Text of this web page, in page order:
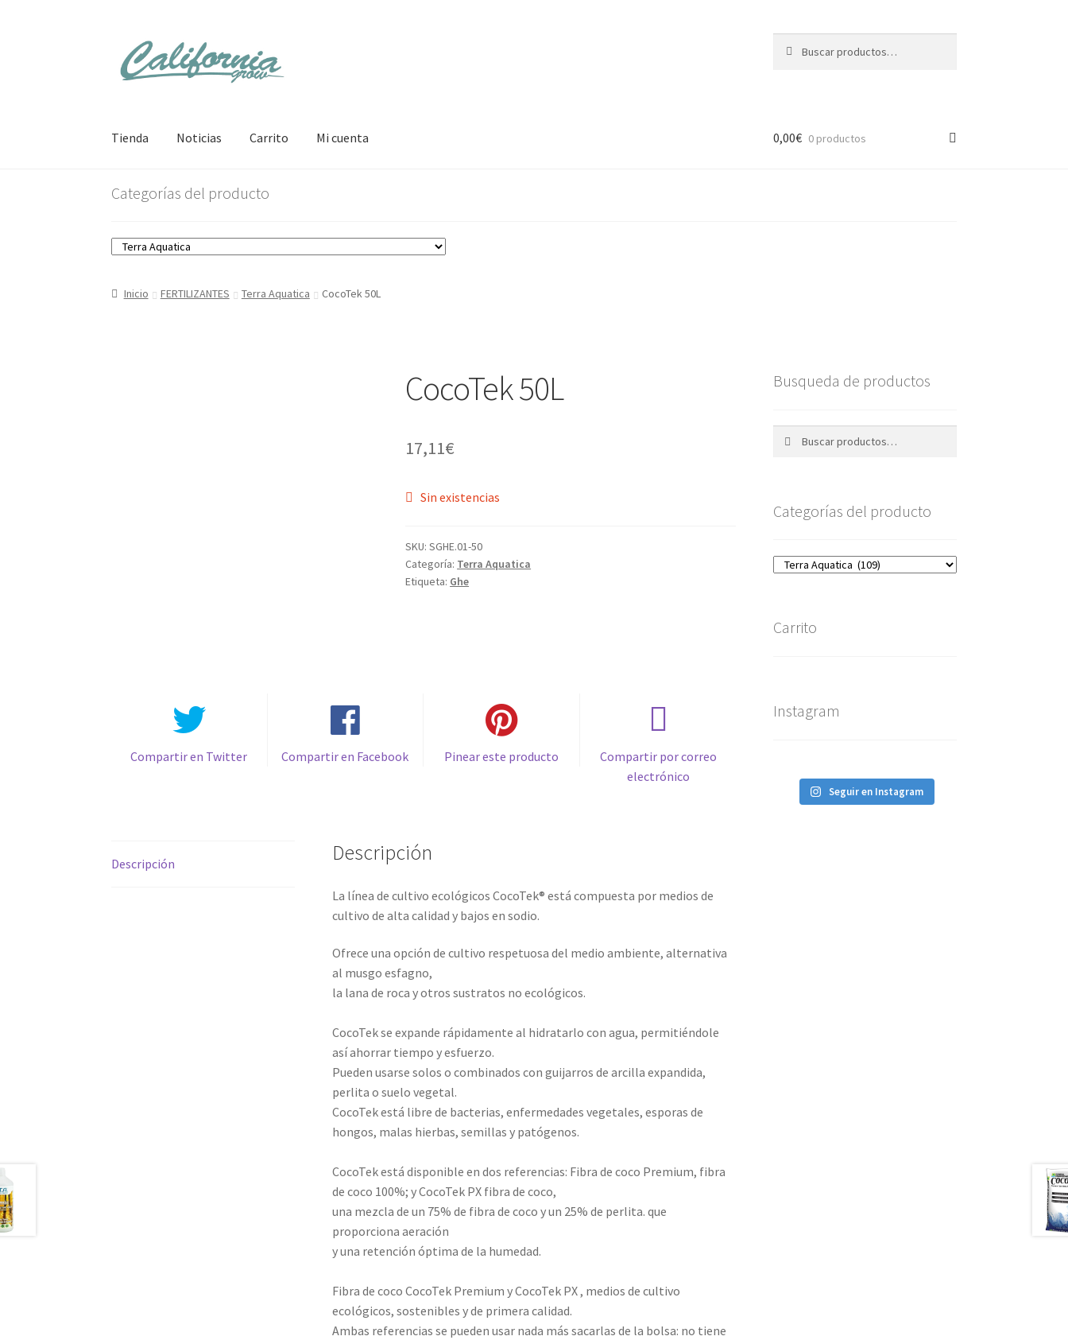
contenido
por:
Tienda Noticias Carrito Mi cuenta 0,00€ 0 productos
Categorías del producto
Inicio FERTILIZANTES Terra Aquatica CocoTek 50L
CocoTek 50L
17,11€
Sin existencias
SKU:SGHE.01-50
Categoría: Terra Aquatica
Etiqueta: Ghe
Compartir en Twitter Compartir en Facebook Pinear este producto
Compartir por correo
electrónico
Descripción Descripción
La línea de cultivo ecológicos CocoTek® está compuesta por medios de
cultivo de alta calidad y bajos en sodio.
Ofrece una opción de cultivo respetuosa del medio ambiente, alternativa
al musgo esfagno,
la lana de roca y otros sustratos no ecológicos.
CocoTek se expande rápidamente al hidratarlo con agua, permitiéndole
así ahorrar tiempo y esfuerzo.
Pueden usarse solos o combinados con guijarros de arcilla expandida,
perlita o suelo vegetal.
CocoTek está libre de bacterias, enfermedades vegetales, esporas de
hongos, malas hierbas, semillas y patógenos.
CocoTek está disponible en dos referencias: Fibra de coco Premium, fibra
de coco 100%; y CocoTek PX fibra de coco,
una mezcla de un 75% de fibra de coco y un 25% de perlita. que
proporciona aeración
y una retención óptima de la humedad.
Fibra de coco CocoTek Premium y CocoTek PX , medios de cultivo
ecológicos, sostenibles y de primera calidad.
Ambas referencias se pueden usar nada más sacarlas de la bolsa: no tiene
Busqueda de productos
Categorías del producto
Carrito
Instagram
Seguir en Instagram